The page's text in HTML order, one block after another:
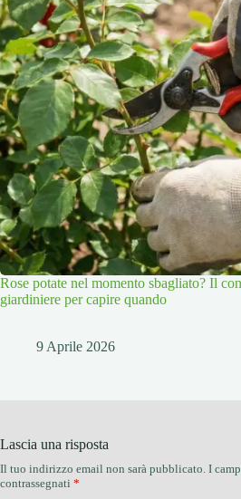
Rose potate nel momento sbagliato? Il
giardiniere per capire quando
9 Aprile 2026
Lascia una risposta
Il tuo indirizzo email non sarà pubblicato. I
contrassegnati *